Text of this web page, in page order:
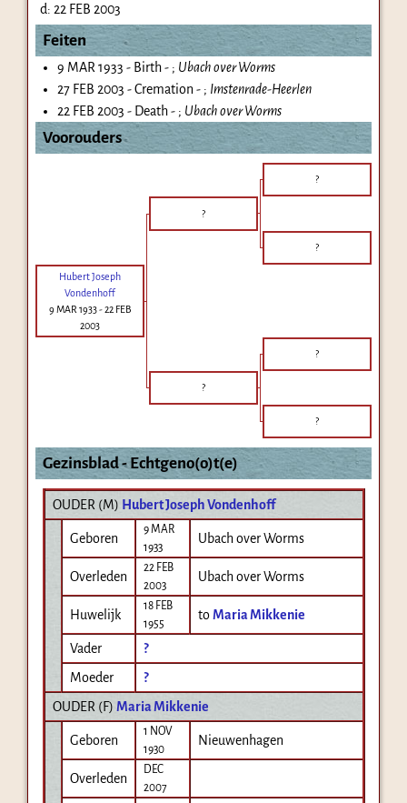
d: 22 FEB 2003
Feiten
9 MAR 1933 - Birth - ; Ubach over Worms
27 FEB 2003 - Cremation - ; Imstenrade-Heerlen
22 FEB 2003 - Death - ; Ubach over Worms
Voorouders
?
?
?
Hubert Joseph
Vondenhoff
9 MAR 1933-22 FEB
2003
?
?
?
Gezinsblad - Echtgeno(o)t(e)
OUDER (M) Hubert Joseph Vondenhoff
Geboren
9 MAR
1933
Ubach over Worms
Overleden
22 FEB
2003
Ubach over Worms
Huwelijk
18 FEB
1955
toMaria Mikkenie
Vader
?
Moeder
?
OUDER (F) Maria Mikkenie
Geboren
1 NOV
1930
Nieuwenhagen
Overleden
DEC
2007